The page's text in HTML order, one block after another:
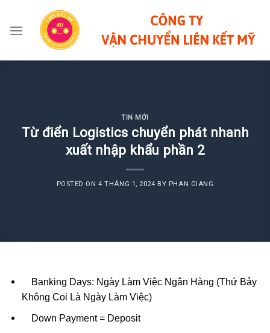
content
TIN MỚI
Từ điển Logistics chuyển phát nhanh
xuất nhập khẩu phần 2
POSTED ON4 THÁNG 1, 2024 BY PHAN GIANG
Banking Days: Ngày Làm Việc Ngân Hàng (Thứ Bảy
Không Coi Là Ngày Làm Việc)
Down Payment = Deposit